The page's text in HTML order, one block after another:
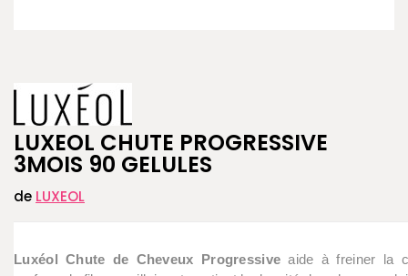
LUXEOL CHUTE PROGRESSIVE
3MOIS 90 GELULES
de LUXEOL
Luxéol Chute de Cheveux Progressive aide à freiner la